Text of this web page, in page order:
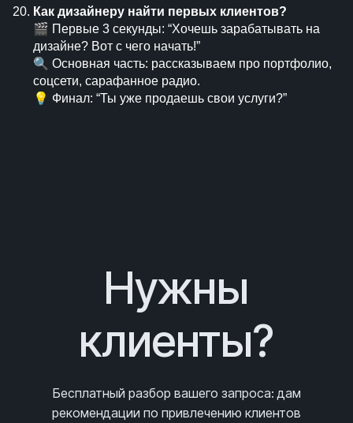
Как дизайнеру найти первых клиентов?
🎬 Первые 3 секунды: “Хочешь зарабатывать на
дизайне? Вот с чего начать!”
🔍 Основная часть: рассказываем про портфолио,
соцсети, сарафанное радио.
💡 Финал: “Ты уже продаешь свои услуги?”
Нужны
клиенты?
Бесплатный разбор вашего запроса: дам
рекомендации по привлечению клиентов